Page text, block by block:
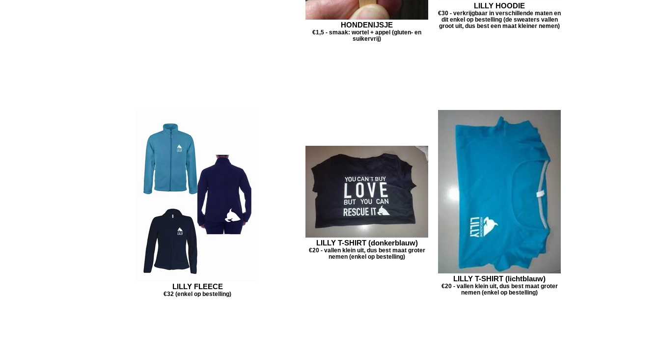
HONDENIJSJE
€1,5 - smaak: wortel + appel (gluten- en
suikervrij)
LILLY HOODIE
€30 - verkrijgbaar in verschillende maten en
dit enkel op bestelling (de sweaters vallen
groot uit, dus best een maat kleiner nemen)
LILLY FLEECE
€32 (enkel op bestelling)
LILLY T-SHIRT (donkerblauw)
€20 - vallen klein uit, dus best maat groter
nemen (enkel op bestelling)
LILLY T-SHIRT (lichtblauw)
€20 - vallen klein uit, dus best maat groter
nemen (enkel op bestelling)